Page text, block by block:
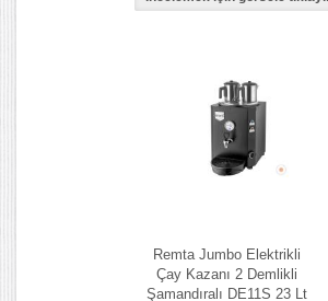
Remta Jumbo Elektrikli
Çay Kazanı 2 Demlikli
Şamandıralı DE11S 23 Lt